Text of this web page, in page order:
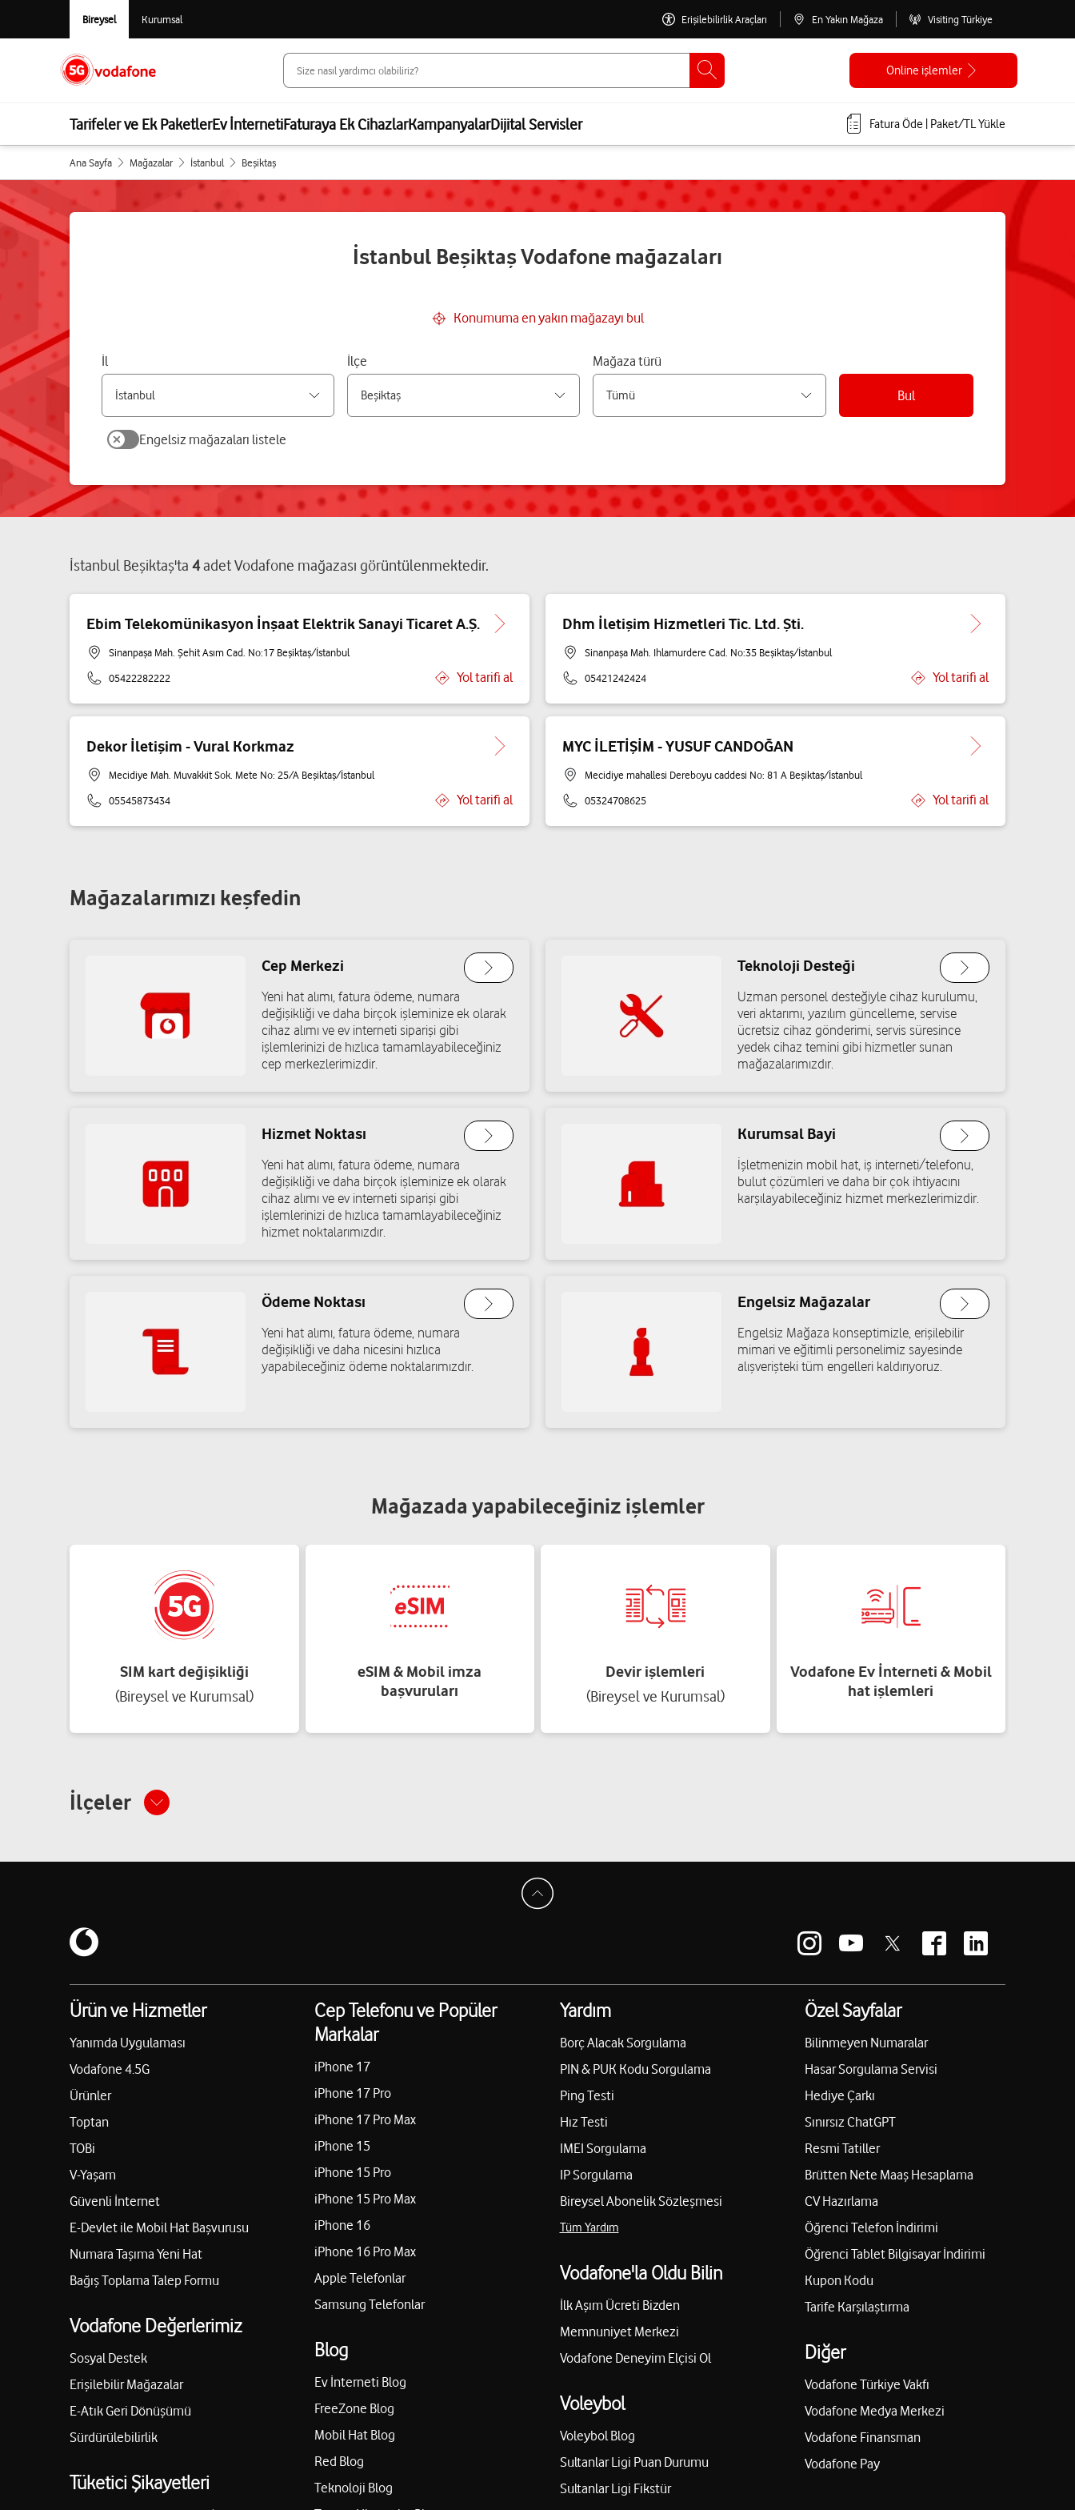
Bireysel Kurumsal Erişilebilirlik Araçları En Yakın Mağaza Visiting Türkiye
Online işlemler
Tarifeler ve Ek PaketlerEv İnternetiFaturaya Ek CihazlarKampanyalarDijital Servisler Fatura Öde | Paket/TL Yükle
Ana Sayfa Mağazalar İstanbul Beşiktaş
İstanbul Beşiktaş Vodafone mağazaları
Konumuma en yakın mağazayı bul
İl İlçe Mağaza türü
Bul
Engelsiz mağazaları listele
İstanbul Beşiktaş'ta 4adetVodafone mağazası görüntülenmektedir.
Ebim Telekomünikasyon İnşaat Elektrik Sanayi Ticaret A.Ş.
Sinanpaşa Mah. Şehit Asım Cad. No:17 Beşiktaş/İstanbul
05422282222
Yol tarifi al
Dhm İletişim Hizmetleri Tic. Ltd. Şti.
Sinanpaşa Mah. Ihlamurdere Cad. No:35 Beşiktaş/İstanbul
05421242424
Yol tarifi al
Dekor İletişim - Vural Korkmaz
Mecidiye Mah. Muvakkit Sok. Mete No: 25/A Beşiktaş/İstanbul
05545873434
Yol tarifi al
MYC İLETİŞİM - YUSUF CANDOĞAN
Mecidiye mahallesi Dereboyu caddesi No: 81 A Beşiktaş/İstanbul
05324708625
Yol tarifi al
Mağazalarımızı keşfedin
Cep Merkezi
Yeni hat alımı, fatura ödeme, numara
değişikliği ve daha birçok işleminize ek olarak
cihaz alımı ve ev interneti siparişi gibi
işlemlerinizi de hızlıca tamamlayabileceğiniz
cep merkezlerimizdir.
Teknoloji Desteği
Uzman personel desteğiyle cihaz kurulumu,
veri aktarımı, yazılım güncelleme, servise
ücretsiz cihaz gönderimi, servis süresince
yedek cihaz temini gibi hizmetler sunan
mağazalarımızdır.
Hizmet Noktası
Yeni hat alımı, fatura ödeme, numara
değişikliği ve daha birçok işleminize ek olarak
cihaz alımı ve ev interneti siparişi gibi
işlemlerinizi de hızlıca tamamlayabileceğiniz
hizmet noktalarımızdır.
Kurumsal Bayi
İşletmenizin mobil hat, iş interneti/telefonu,
bulut çözümleri ve daha bir çok ihtiyacını
karşılayabileceğiniz hizmet merkezlerimizdir.
Ödeme Noktası
Yeni hat alımı, fatura ödeme, numara
değişikliği ve daha nicesini hızlıca
yapabileceğiniz ödeme noktalarımızdır.
Engelsiz Mağazalar
Engelsiz Mağaza konseptimizle, erişilebilir
mimari ve eğitimli personelimiz sayesinde
alışverişteki tüm engelleri kaldırıyoruz.
Mağazada yapabileceğiniz işlemler
SIM kart değişikliği
(Bireysel ve Kurumsal)
eSIM & Mobil imza
başvuruları
Devir işlemleri
(Bireysel ve Kurumsal)
Vodafone Ev İnterneti & Mobil
hat işlemleri
İlçeler
Ürün ve Hizmetler
Yanımda Uygulaması
Vodafone 4.5G
Ürünler
Toptan
TOBi
V-Yaşam
Güvenli İnternet
E-Devlet ile Mobil Hat Başvurusu
Numara Taşıma Yeni Hat
Bağış Toplama Talep Formu
Vodafone Değerlerimiz
Sosyal Destek
Erişilebilir Mağazalar
E-Atık Geri Dönüşümü
Sürdürülebilirlik
Tüketici Şikayetleri
Cep Telefonu ve Popüler
Markalar
iPhone 17
iPhone 17 Pro
iPhone 17 Pro Max
iPhone 15
iPhone 15 Pro
iPhone 15 Pro Max
iPhone 16
iPhone 16 Pro Max
Apple Telefonlar
Samsung Telefonlar
Blog
Ev İnterneti Blog
FreeZone Blog
Mobil Hat Blog
Red Blog
Teknoloji Blog
Yardım
Borç Alacak Sorgulama
PIN & PUK Kodu Sorgulama
Ping Testi
Hız Testi
IMEI Sorgulama
IP Sorgulama
Bireysel Abonelik Sözleşmesi
Tüm Yardım
Vodafone'la Oldu Bilin
İlk Aşım Ücreti Bizden
Memnuniyet Merkezi
Vodafone Deneyim Elçisi Ol
Voleybol
Voleybol Blog
Sultanlar Ligi Puan Durumu
Sultanlar Ligi Fikstür
Özel Sayfalar
Bilinmeyen Numaralar
Hasar Sorgulama Servisi
Hediye Çarkı
Sınırsız ChatGPT
Resmi Tatiller
Brütten Nete Maaş Hesaplama
CV Hazırlama
Öğrenci Telefon İndirimi
Öğrenci Tablet Bilgisayar İndirimi
Kupon Kodu
Tarife Karşılaştırma
Diğer
Vodafone Türkiye Vakfı
Vodafone Medya Merkezi
Vodafone Finansman
Vodafone Pay